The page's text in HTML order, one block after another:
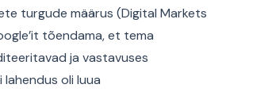
turgude määrus (Digital Markets
tõendama, et tema
ja vastavuses
lahendus oli luua